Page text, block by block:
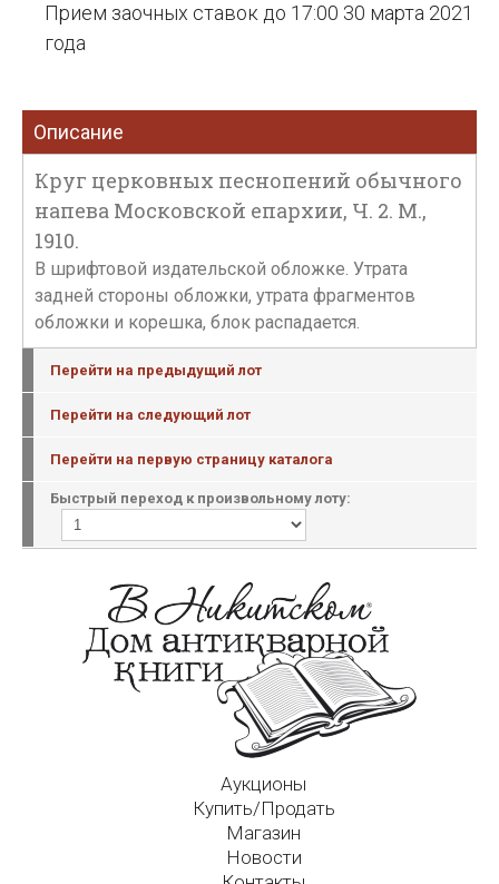
Прием заочных ставок до 17:00 30 марта 2021
года
Описание
Круг церковных песнопений обычного
напева Московской епархии, Ч. 2. М.,
1910.
В шрифтовой издательской обложке. Утрата
задней стороны обложки, утрата фрагментов
обложки и корешка, блок распадается.
Перейти на предыдущий лот
Перейти на следующий лот
Перейти на первую страницу каталога
Быстрый переход к произвольному лоту:
Аукционы
Купить/Продать
Магазин
Новости